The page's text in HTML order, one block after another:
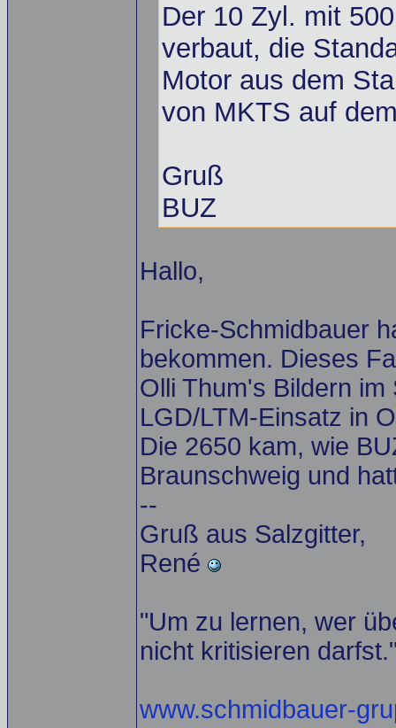
Der 10 Zyl. mit
verbaut, die
Motor aus dem
von MKTS auf
Gruß
BUZ
Hallo,
Fricke-Schmidbauer
bekommen. Dieses
Olli Thum's Bildern
LGD/LTM-Einsatz in
Die 2650 kam, wie
Braunschweig und
--
Gruß aus Salzgitter,
René
"Um zu lernen, wer
nicht kritisieren
www.schmidbauer-